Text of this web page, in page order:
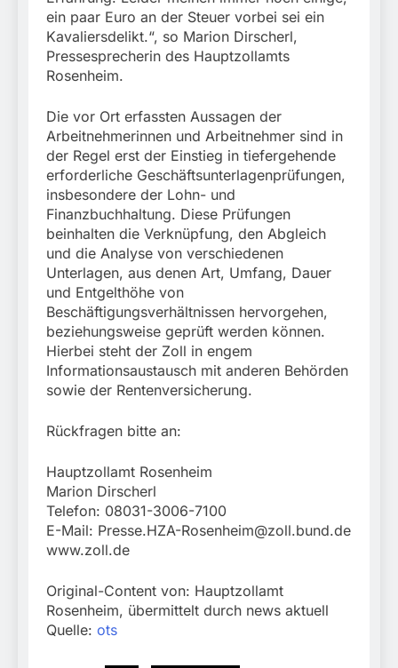
ein paar Euro an der Steuer vorbei sei ein
Kavaliersdelikt.“, so Marion Dirscherl,
Pressesprecherin des Hauptzollamts
Rosenheim.
Die vor Ort erfassten Aussagen der
Arbeitnehmerinnen und Arbeitnehmer sind in
der Regel erst der Einstieg in tiefergehende
erforderliche Geschäftsunterlagenprüfungen,
insbesondere der Lohn- und
Finanzbuchhaltung. Diese Prüfungen
beinhalten die Verknüpfung, den Abgleich
und die Analyse von verschiedenen
Unterlagen, aus denen Art, Umfang, Dauer
und Entgelthöhe von
Beschäftigungsverhältnissen hervorgehen,
beziehungsweise geprüft werden können.
Hierbei steht der Zoll in engem
Informationsaustausch mit anderen Behörden
sowie der Rentenversicherung.
Rückfragen bitte an:
Hauptzollamt Rosenheim
Marion Dirscherl
Telefon: 08031-3006-7100
E-Mail: Presse.HZA-Rosenheim@zoll.bund.de
www.zoll.de
Original-Content von: Hauptzollamt
Rosenheim, übermittelt durch news aktuell
Quelle: ots